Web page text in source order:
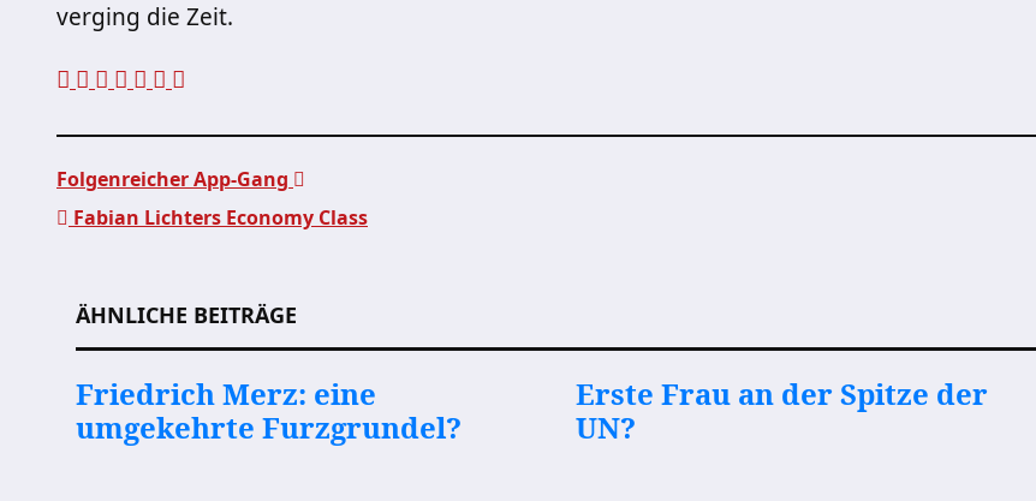
verging die Zeit.
Folgenreicher App-Gang
Fabian Lichters Economy Class
ÄHNLICHE BEITRÄGE
Friedrich Merz: eine
umgekehrte Furzgrundel?
Erste Frau an der Spitze der
UN?